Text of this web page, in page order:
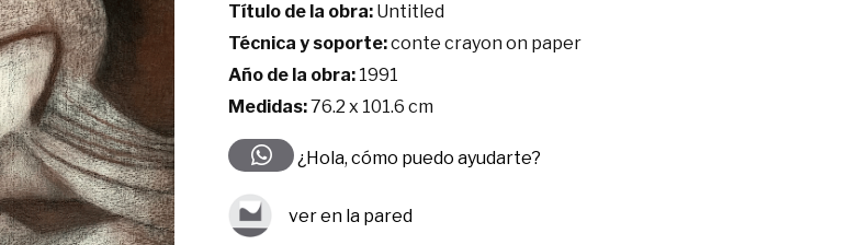
Título de la obra: Untitled
Técnica y soporte:conte crayon on paper
Año de la obra: 1991
Medidas:76.2 x 101.6 cm
¿Hola, cómo puedo ayudarte?
ver en la pared